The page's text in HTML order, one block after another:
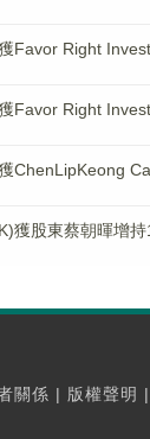
Favor Right
Favor Right
ChenLipKeong
獲股東蔡朝暉增
關係 | 版權聲明 |